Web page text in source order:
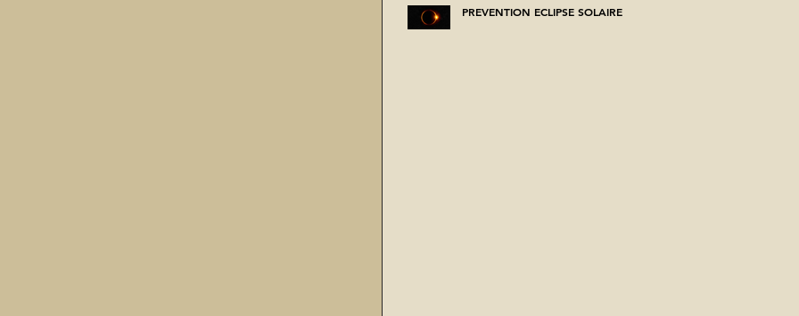
PREVENTION ECLIPSE SOLAIRE